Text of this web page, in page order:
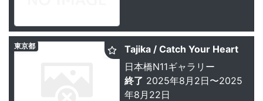
Tajika / Catch Your Heart
日本橋N11ギャラリー
終了 2025年8月2日〜2025
年8月22日
東京都